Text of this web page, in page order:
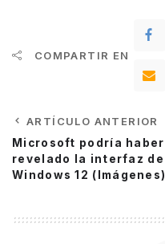
COMPARTIR EN
ARTÍCULO ANTERIOR
Microsoft podría haber
revelado la interfaz de
Windows 12 (Imágenes)